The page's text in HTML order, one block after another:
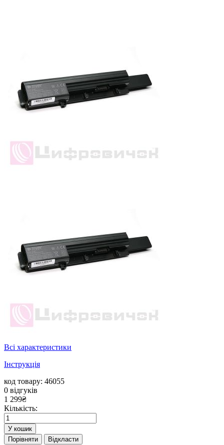
Всі характеристики
Інструкція
код товару: 46055
0 відгуків
1 299₴
Кількість:
У кошик
Порівняти
Відкласти